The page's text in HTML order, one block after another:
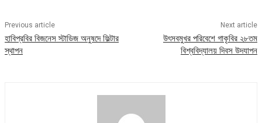
Previous article
হাবিপ্রবির বিজনেস স্টাডিজ অনুষদে ফিল্টার
স্থাপন
Next article
উৎসবমুখর পরিবেশে গাকৃবির ২৮তম
বিশ্ববিদ্যালয় দিবস উদযাপন